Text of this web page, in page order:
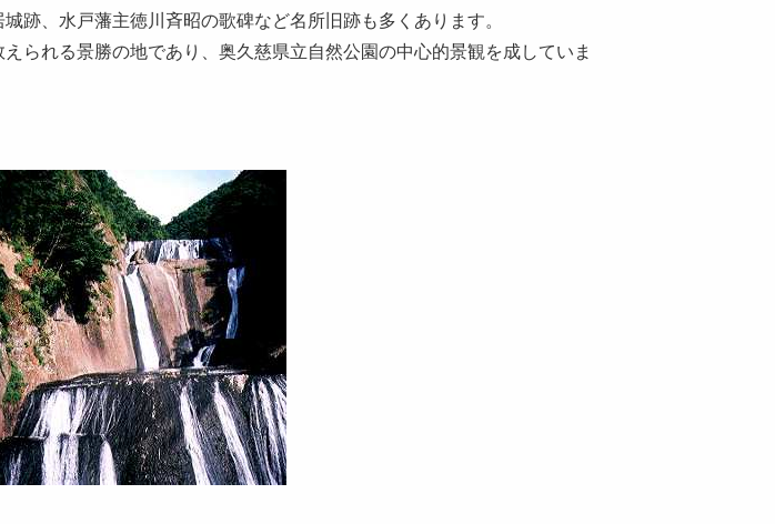
跡、水戸藩主徳川斉昭の歌碑など名所旧跡も多くあります。
られる景勝の地であり、奥久慈県立自然公園の中心的景観を成していま